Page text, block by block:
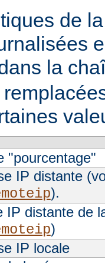
de
la
"pourcentage"
IP distante
).
IP distante de
)
IP locale